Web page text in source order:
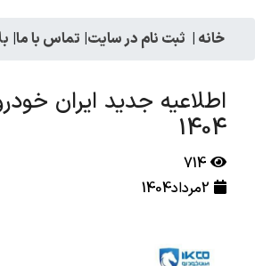
خانه | ثبت نام در سایت| تماس با ما|
اطلاعیه جدید ایران
1404
714
2مرداد1404